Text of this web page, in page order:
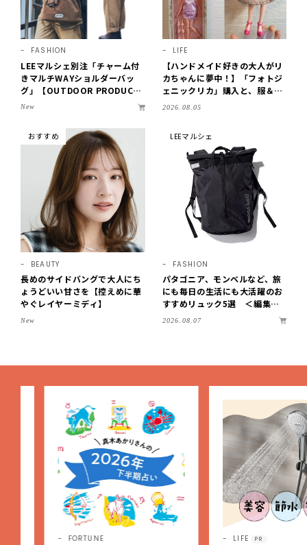
FASHION
LEEマルシェ別注「チャーム付
きマルチWAYショルダーバッ
グ」【OUTDOOR PRODUCT
S ×LEE100人隊】第3弾はリッ
New
LIFE
【ハンドメイド好きの大人がリ
カちゃんに夢中！】「フォトジ
ェニックリカ」購入と、服＆ク
ローゼットの手づくり実例をご
2026.08.05
おすすめ
BEAUTY
長めのサイドバングで大人にち
ょうどいい甘さを【控えめに華
やぐレイヤーミディ】
New
LEEマルシェ
FASHION
パタゴニア、モンベルなど、旅
にも毎日の生活にも大活躍のお
すすめリュック5選 ＜編集部
セレクト＞【LEEマルシェ】
2026.08.07
FORTUNE LIFE PR